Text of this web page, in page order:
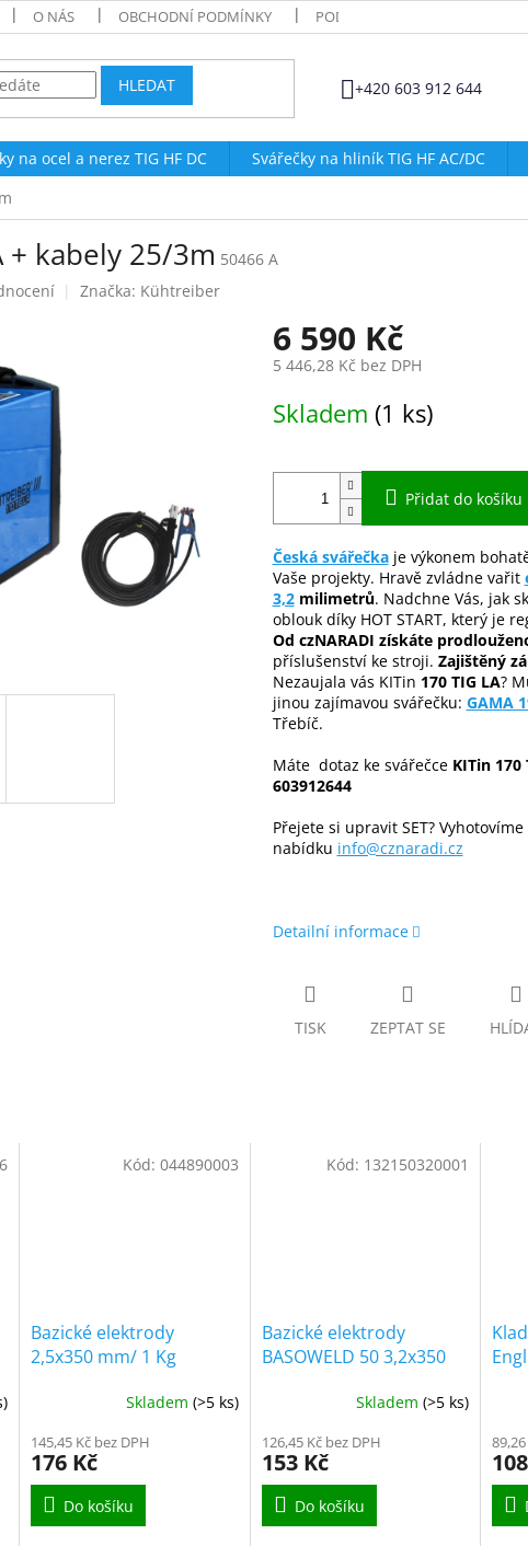
O NÁS OBCHODNÍ PODMÍNKY PODMÍNKY OCHRANY
HLEDAT +420 603 912 644
na ocel a nerez TIG HF DC Svářečky na hliník TIG HF AC/DC
+ kabely 25/3m 50466 A
Značka: Kühtreiber
6 590 Kč
5 446,28 Kč bez DPH
cena:
Skladem (1 ks)
Přidat do košíku
Česká svářečkaje výkonem
Vaše projekty. Hravě zvládne vařit
3,2milimetrů. Nadchne Vás, jak
oblouk díky HOT START, který je
Od czNARADI získáte
příslušenství ke stroji. Zajištěný
Nezaujala vás KITin 170 TIG LA?
jinou zajímavou svářečku: GAMA
Třebíč.
Máte dotaz ke svářečce KITin 170
603912644
Přejete si upravit SET?
nabídku info@cznaradi.cz
Detailní informace
TISK ZEPTAT SE
Bazické elektrody
2,5x350 mm/ 1 Kg
Skladem (>5 ks)
145,45 Kč bez DPH
176 Kč
Do košíku
Kód: 044890003
Bazické elektrody
BASOWELD 50 3,2x350
Skladem(>5 ks)
126,45 Kč bez DPH
153 Kč
Do košíku
Kód: 132150320001